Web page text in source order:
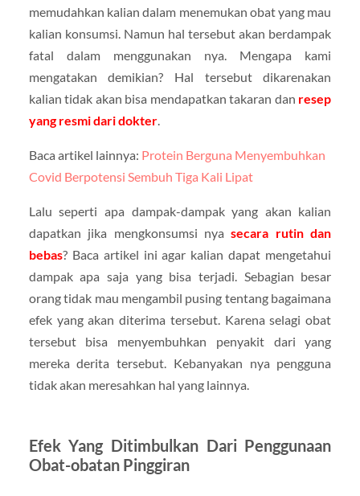
memudahkan kalian dalam menemukan obat yang mau
kalian konsumsi. Namun hal tersebut akan berdampak
fatal dalam menggunakan nya. Mengapa kami
mengatakan demikian? Hal tersebut dikarenakan
kalian tidak akan bisa mendapatkan takaran dan resep
yang resmi dari dokter.
Baca artikel lainnya: Protein Berguna Menyembuhkan
Covid Berpotensi Sembuh Tiga Kali Lipat
Lalu seperti apa dampak-dampak yang akan kalian
dapatkan jika mengkonsumsi nyasecara rutin dan
bebas? Baca artikel ini agar kalian dapat mengetahui
dampak apa saja yang bisa terjadi. Sebagian besar
orang tidak mau mengambil pusing tentang bagaimana
efek yang akan diterima tersebut. Karena selagi obat
tersebut bisa menyembuhkan penyakit dari yang
mereka derita tersebut. Kebanyakan nya pengguna
tidak akan meresahkan hal yang lainnya.
Efek Yang Ditimbulkan Dari Penggunaan
Obat-obatan Pinggiran